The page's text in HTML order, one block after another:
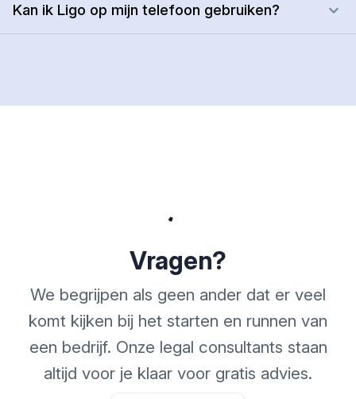
Kan ik Ligo op mijn telefoon gebruiken?
Vragen?
We begrijpen als geen ander dat er veel
komt kijken bij het starten en runnen van
een bedrijf. Onze legal consultants staan
altijd voor je klaar voor gratis advies.